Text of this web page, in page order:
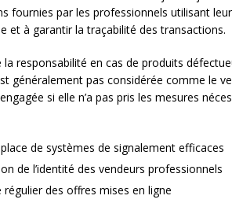
fournies par les professionnels utilisant
et à garantir la traçabilité des transactions.
la responsabilité en cas de produits
généralement pas considérée comme le
si elle n’a pas pris les mesures
de systèmes de signalement efficaces
de l’identité des vendeurs professionnels
régulier des offres mises en ligne